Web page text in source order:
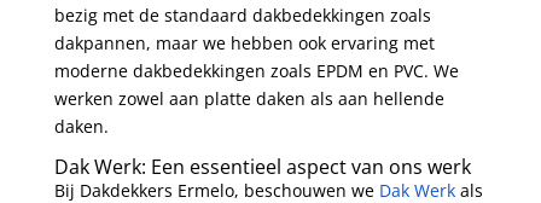
bezig met de standaard dakbedekkingen zoals
dakpannen, maar we hebben ook ervaring met
moderne dakbedekkingen zoals EPDM en PVC. We
werken zowel aan platte daken als aan hellende
daken.
Dak Werk: Een essentieel aspect van ons werk
Bij Dakdekkers Ermelo, beschouwen we Dak Werkals